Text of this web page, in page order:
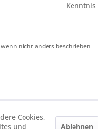
Kenntnis
nicht anders beschrieben
Cookies,
und
Ablehnen